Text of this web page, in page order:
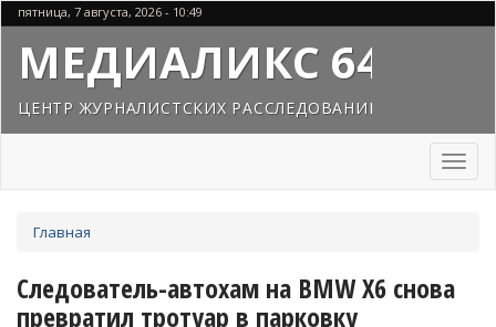
Перейти
к
основному
содержанию
пятница, 7 августа, 2026 - 10:49
МЕДИАЛИКС 64
ЦЕНТР ЖУРНАЛИСТСКИХ РАССЛЕДОВАНИЙ
Toggle
здесь
Главная
Следователь-автохам на BMW X6 снова
превратил тротуар в парковку